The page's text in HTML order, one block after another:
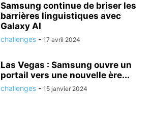
Samsung continue de briser les
barrières linguistiques avec
Galaxy AI
challenges - 17 avril 2024
Las Vegas : Samsung ouvre un
portail vers une nouvelle ère...
challenges - 15 janvier 2024